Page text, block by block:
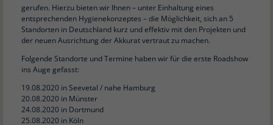
gerufen. Hierzu bieten wir Ihnen – unter Einhaltung eines
entsprechenden Hygienekonzeptes – die Möglichkeit, sich an 5
Standorten in Deutschland kurz und effektiv mit den Projekten und
der neuen Ausrichtung der Akkurat vertraut zu machen.
Folgende Standorte und Termine haben wir für die erste Roadshow
ins Auge gefasst:
19.08.2020 in Seevetal / nahe Hamburg
20.08.2020 in Münster
24.08.2020 in Dortmund
25.08.2020 in Köln